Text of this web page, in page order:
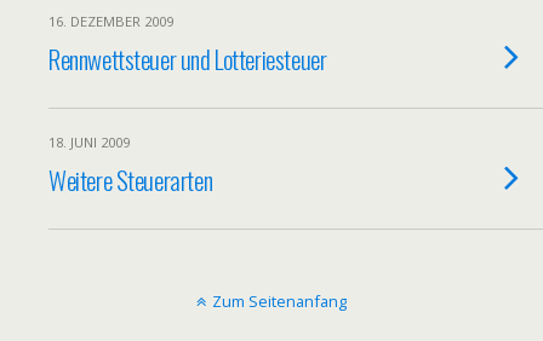
16. DEZEMBER 2009
Rennwettsteuer und Lotteriesteuer
18. JUNI 2009
Weitere Steuerarten
Zum Seitenanfang